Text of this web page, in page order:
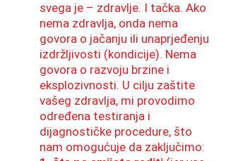
svega je – zdravlje. I tačka. Ako
nema zdravlja, onda nema
govora o jačanju ili unaprjeđenju
izdržljivosti (kondicije). Nema
govora o razvoju brzine i
eksplozivnosti. U cilju zaštite
vašeg zdravlja, mi provodimo
određena testiranja i
dijagnostičke procedure, što
nam omogućuje da zaključimo: